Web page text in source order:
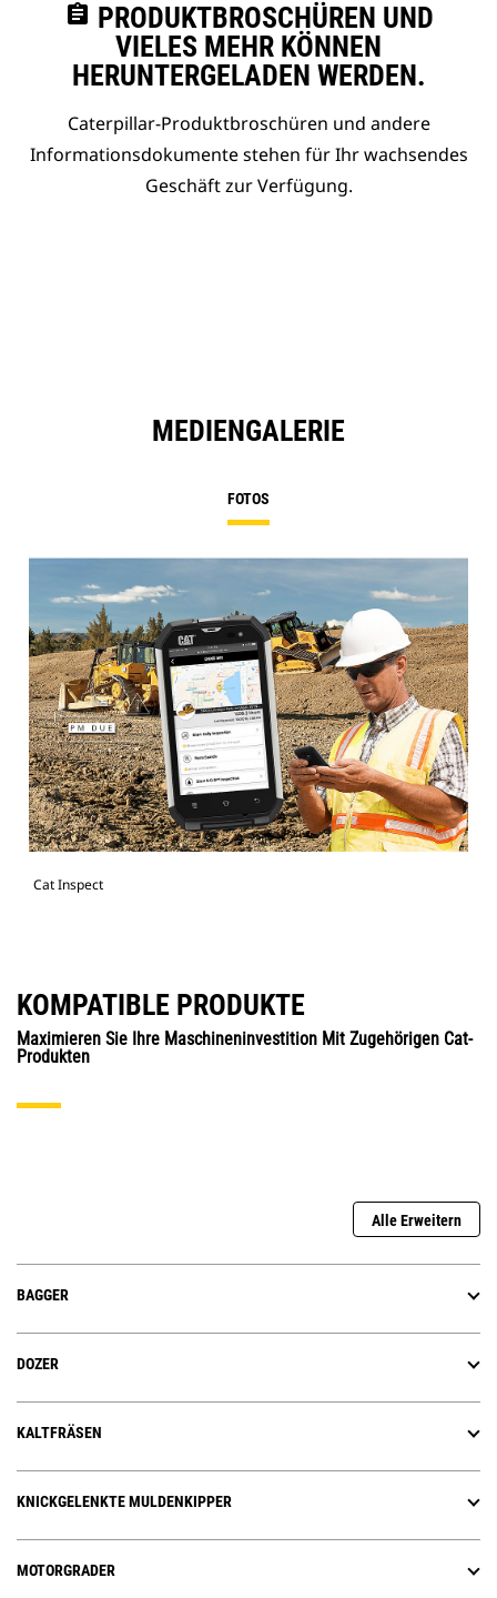
assignment PRODUKTBROSCHÜREN UND
VIELES MEHR KÖNNEN
HERUNTERGELADEN WERDEN.
Caterpillar-Produktbroschüren und andere
Informationsdokumente stehen für Ihr wachsendes
Geschäft zur Verfügung.
MEDIENGALERIE
FOTOS
Cat Inspect
KOMPATIBLE PRODUKTE
Maximieren Sie Ihre Maschineninvestition Mit Zugehörigen Cat-
Produkten
Alle Erweitern
BAGGER
DOZER
KALTFRÄSEN
KNICKGELENKTE MULDENKIPPER
MOTORGRADER